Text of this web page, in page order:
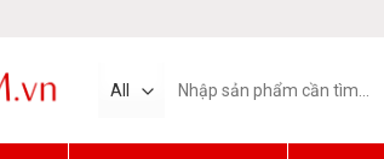
kiếm: